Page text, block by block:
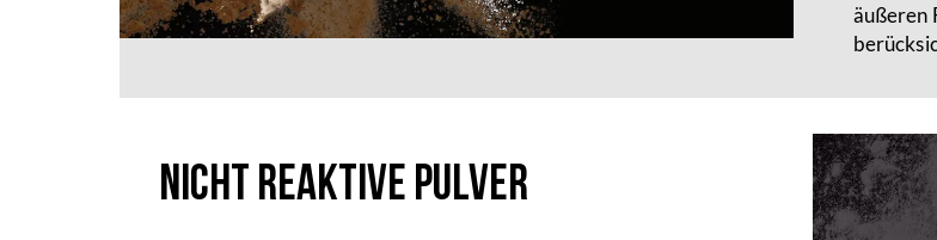
äußeren
Nicht reaktive Pulver